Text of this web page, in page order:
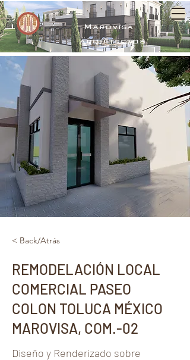
Marovisa
arquitectos
< Back/Atrás
REMODELACIÓN LOCAL
COMERCIAL PASEO
COLON TOLUCA MÉXICO
MAROVISA, COM.-02
Diseño y Renderizado sobre